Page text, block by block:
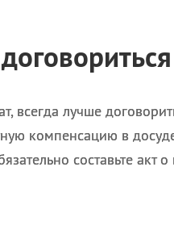
всегда лучше
компенсацию в
составьте акт